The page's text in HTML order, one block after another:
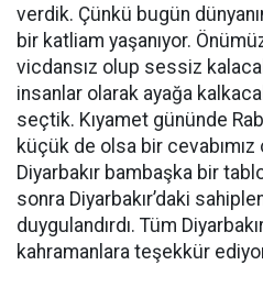
verdik. Çünkü bugün
bir katliam yaşanıyor.
vicdansız olup sessiz
insanlar olarak ayağa
seçtik. Kıyamet gününde
küçük de olsa bir
Diyarbakır bambaşka bir
sonra Diyarbakır’daki
duygulandırdı. Tüm
kahramanlara teşekkür